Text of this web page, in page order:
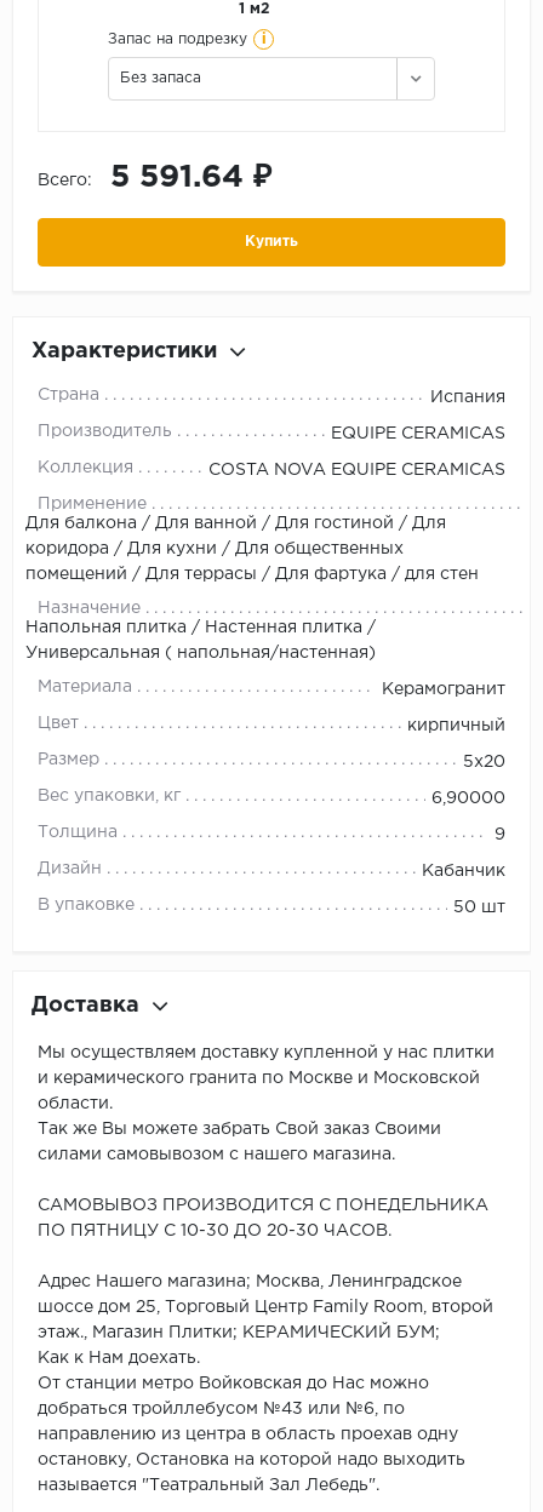
1 м2
Запас на подрезку i
Без запаса
Всего: 5 591.64 ₽
Купить
Характеристики
Страна Испания
Производитель EQUIPE CERAMICAS
Коллекция COSTA NOVA EQUIPE CERAMICAS
Применение
Для балкона / Для ванной / Для гостиной / Для
коридора / Для кухни / Для общественных
помещений / Для террасы / Для фартука / для стен
Назначение
Напольная плитка / Настенная плитка /
Универсальная ( напольная/настенная)
Материала Керамогранит
Цвет кирпичный
Размер 5x20
Вес упаковки, кг 6,90000
Толщина 9
Дизайн Кабанчик
В упаковке 50 шт
Доставка
Мы осуществляем доставку купленной у нас плитки
и керамического гранита по Москве и Московской
области.
Так же Вы можете забрать Свой заказ Своими
силами самовывозом с нашего магазина.
САМОВЫВОЗ ПРОИЗВОДИТСЯ С ПОНЕДЕЛЬНИКА
ПО ПЯТНИЦУ С 10-30 ДО 20-30 ЧАСОВ.
Адрес Нашего магазина; Москва, Ленинградское
шоссе дом 25, Торговый Центр Family Room, второй
этаж., Магазин Плитки; КЕРАМИЧЕСКИЙ БУМ;
Как к Нам доехать.
От станции метро Войковская до Нас можно
добраться тройллебусом №43 или №6, по
направлению из центра в область проехав одну
остановку, Остановка на которой надо выходить
называется "Театральный Зал Лебедь".